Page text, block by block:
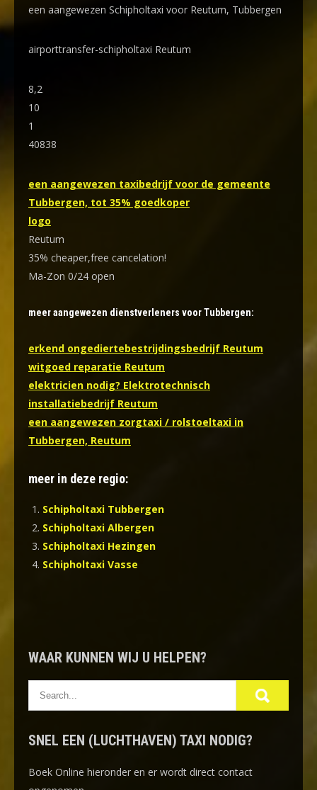
een aangewezen Schipholtaxi voor Reutum, Tubbergen
airporttransfer-schipholtaxi Reutum
8,2
10
1
40838
een aangewezen taxibedrijf voor de gemeente
Tubbergen, tot 35% goedkoper
logo
Reutum
35% cheaper,free cancelation!
Ma-Zon 0/24 open
meer aangewezen dienstverleners voor Tubbergen:
erkend ongediertebestrijdingsbedrijf Reutum
witgoed reparatie Reutum
elektricien nodig? Elektrotechnisch
installatiebedrijf Reutum
een aangewezen zorgtaxi / rolstoeltaxi in
Tubbergen, Reutum
meer in deze regio:
Schipholtaxi Tubbergen
Schipholtaxi Albergen
Schipholtaxi Hezingen
Schipholtaxi Vasse
WAAR KUNNEN WIJ U HELPEN?
SNEL EEN (LUCHTHAVEN) TAXI NODIG?
Boek Online hieronder en er wordt direct contact